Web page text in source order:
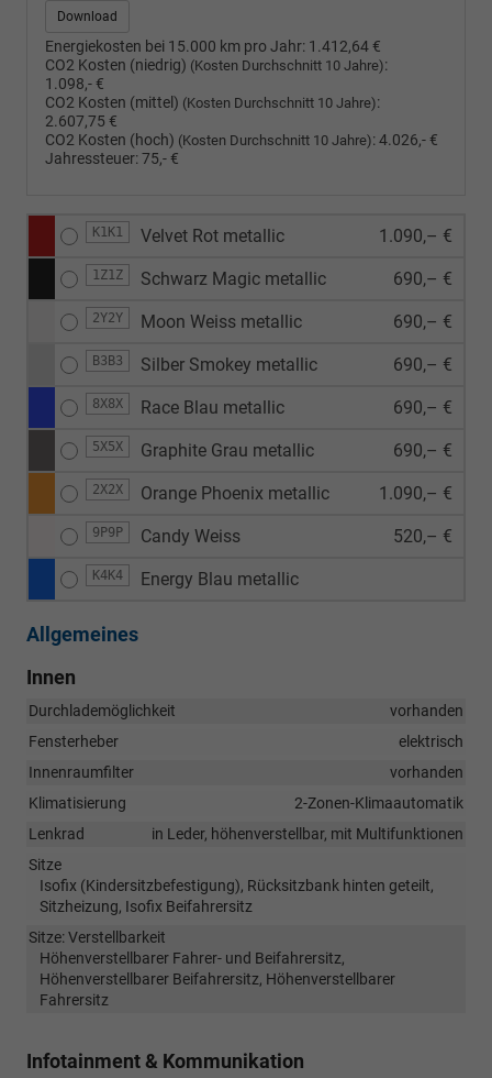
Download
Energiekosten bei 15.000 km pro Jahr: 1.412,64 €
CO2 Kosten (niedrig) (Kosten Durchschnitt 10 Jahre):
1.098,- €
CO2 Kosten (mittel) (Kosten Durchschnitt 10 Jahre):
2.607,75 €
CO2 Kosten (hoch) (Kosten Durchschnitt 10 Jahre):4.026,- €
Jahressteuer:75,- €
K1K1 Velvet Rot metallic 1.090,– €
1Z1Z Schwarz Magic metallic 690,– €
2Y2Y Moon Weiss metallic 690,– €
B3B3 Silber Smokey metallic 690,– €
8X8X Race Blau metallic 690,– €
5X5X Graphite Grau metallic 690,– €
2X2X Orange Phoenix metallic 1.090,– €
9P9P Candy Weiss 520,– €
K4K4 Energy Blau metallic
Allgemeines
Innen
Durchlademöglichkeit
vorhanden
Fensterheber
elektrisch
Innenraumfilter
vorhanden
Klimatisierung
2-Zonen-Klimaautomatik
Lenkrad
in Leder, höhenverstellbar, mit Multifunktionen
Sitze
Isofix (Kindersitzbefestigung), Rücksitzbank hinten geteilt,
Sitzheizung, Isofix Beifahrersitz
Sitze: Verstellbarkeit
Höhenverstellbarer Fahrer- und Beifahrersitz,
Höhenverstellbarer Beifahrersitz, Höhenverstellbarer
Fahrersitz
Infotainment & Kommunikation